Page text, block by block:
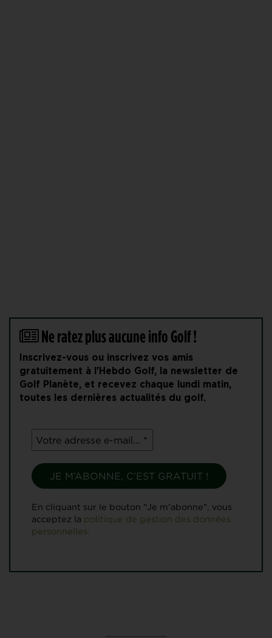
Ne ratez plus aucune info Golf !
Inscrivez-vous ou inscrivez vos amis
gratuitement à l'Hebdo Golf, la newsletter de
Golf Planète, et recevez chaque lundi matin,
toutes les dernières actualités du golf.
En cliquant sur le bouton "Je m'abonne", vous
acceptez la politique de gestion des données
personnelles.